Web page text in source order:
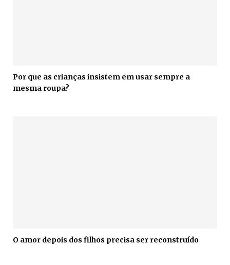
Por que as crianças insistem em usar sempre a
mesma roupa?
O amor depois dos filhos precisa ser reconstruído